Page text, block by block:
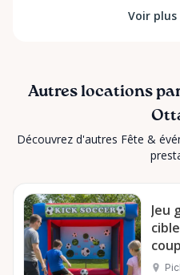
Voir plus
Autres locations
Découvrez d'autres Fête &
Jeu